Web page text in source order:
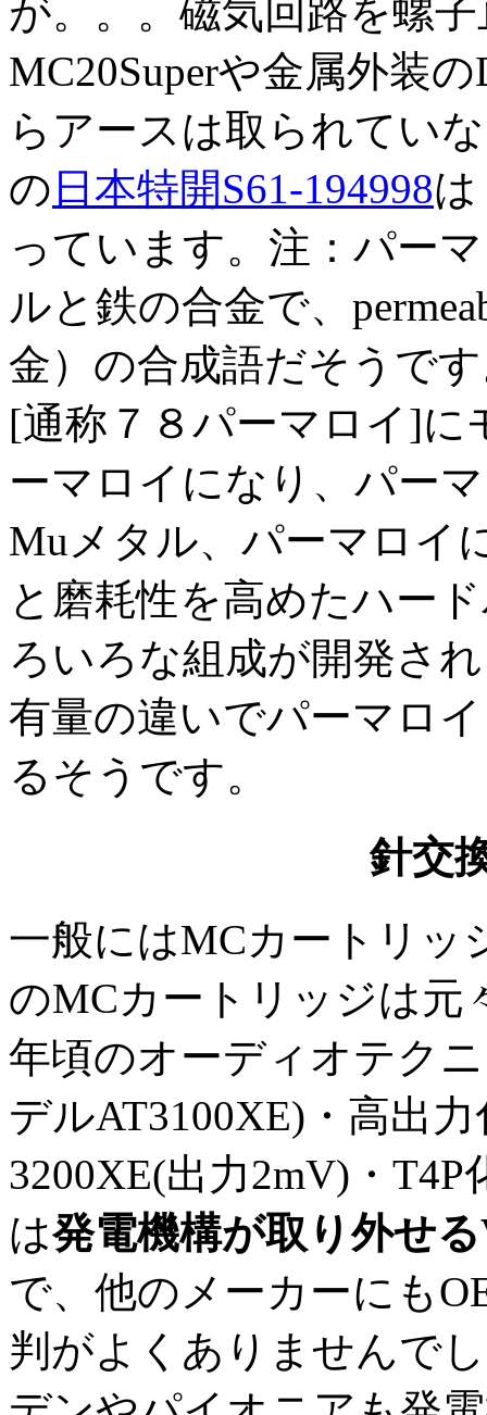
が。。。磁気回路を螺
MC20Superや金属外装
らアースは取られてい
の 日本特開S61-194998
っています。注：パー
ルと鉄の合金で、
金）の合成語だそうで
[通称７８パーマロイ]に
ーマロイになり、パー
Muメタル、パーマロイ
と磨耗性を高めたハー
ろいろな組成が開発さ
有量の違いでパーマロ
るそうです。
針交
一般にはMCカートリッ
のMCカートリッジは元
年頃のオーディオテク
デルAT3100XE)・高出
3200XE(出力2mV)・
は発電機構が取り外せ
で、他のメーカーにも
判がよくありませんで